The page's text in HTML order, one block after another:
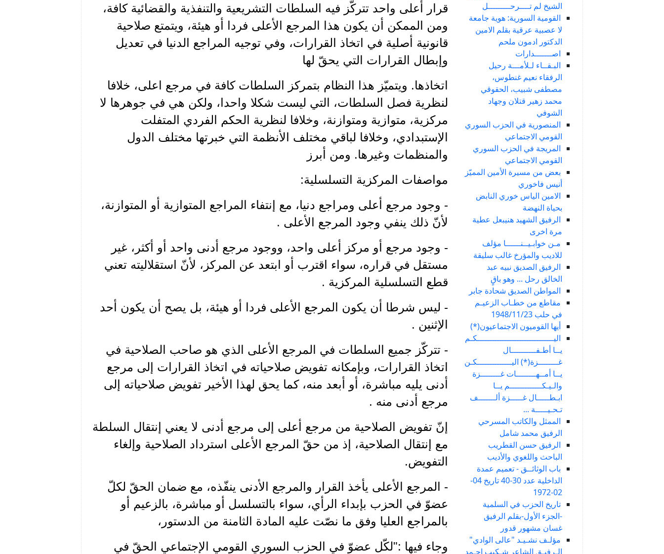
الشيخ لم تــــرحـــــــــل
القومية السورية: هوية جامعة
لا عصبية عرقية بقلم الامين
الدكتور ادمون ملحم
اصـــــــدارات
البـقــاء لـلأمـــة رحيل
الرفقاء نعيم غنطوس،
مصطفى شبيب، الحقوقي
محمد زهير قتلان وجهاد
الشوفي
المنصورية في الحزب السوري
القومي الاجتماعي
المريجة في الحزب السوري
القومي الاجتماعي
بعض من مسيرة الأمين المميّز
أنيس فاخوري
الامين الياس خوري النابض
بحياة النهضة
الرفيق الشهيد هنيبعل عطية
مرة اخرى
مـن خوابـيــنــــــا مؤلف
للاديب والمؤرخ غالب سليقة
الرفيق الصديق نبيه عبد
الخالق رحل ... وهو باقٍ
المواطن الصديق شحادة جابر
مقاطع من خطـاب الزعيـم
في حلب 1948/11/23
أيها القوميون الاجتماعيون(*)
اليـــــــــــــــــــــــــــــــكـم
يــا أطـفــــــــــال
غــــــــزة(*) اليــــــــــــــكـن
يــا أمــهــــــــات غــــــــزة
والـيـكـــــــــــــم يــا
ابـطـــــال غـــــزة ألـــــــف
تـحـيـــــة ...
الممثل والكاتب المسرحي
الرفيق محمد شامل
الرفيق حسن القطريب
الباحث واللغوي والأديب
باب الوثائــق - تعميم عمدة
الداخلية عدد 30-40 تاريخ 04-
02-1972
تاريخ الحزب في السلمية
-الجزء الأول-بقلم الرفيق
غسان مشهور قدور
مؤلـف نشـيـد "عالى الوادي"
الـرفيـق الشاعر شـكيب احـمد
قرار أعلى واحد تتركّز فيه السلطات التشريعية والتنفذية والقضائية كافة،
ومن الممكن أن يكون هذا المرجع الأعلى فردا أو هيئة، ويتمتع صلاحية
قانونية أصلية في اتخاذ القرارات، وفي توجيه المراجع الدنيا في تعديل
وإبطال القرارات التي يحقّ لها
اتخاذها. ويتميّز هذا النظام بتمركز السلطات كافة في مرجع اعلى، خلافا
لنظرية فصل السلطات، التي ليست شكلا واحدا، ولكن هي في جوهرها لا
مركزية، متوازية ومتوازنة، وخلافا لنظرية الحكم الفردي المتفلت
الإستبدادي، وخلافا لباقي مختلف الأنظمة التي خبرتها مختلف الدول
والمنظمات وغيرها. ومن أبرز
مواصفات المركزية التسلسلية:
- وجود مرجع أعلى ومراجع دنيا، مع إنتفاء المراجع المتوازية أو المتوازنة،
لأنّ ذلك ينفي وجود المرجع الأعلى .
- وجود مرجع أو مركز أعلى واحد، ووجود مرجع أدنى واحد أو أكثر، غير
مستقل في قراره، سواء اقترب أو ابتعد عن المركز، لأنّ استقلاليته تعني
قطع التسلسلية المركزية .
- ليس شرطا أن يكون المرجع الأعلى فردا أو هيئة، بل يصح أن يكون أحد
الإثنين .
- تتركّز جميع السلطات في المرجع الأعلى الذي هو صاحب الصلاحية في
اتخاذ القرارات، وبإمكانه تفويض صلاحياته في اتخاذ القرارات إلى مرجع
أدنى يليه مباشرة، أو أبعد منه، كما يحق لهذا الأخير تفويض صلاحياته إلى
مرجع أدنى منه .
إنّ تفويض الصلاحية من مرجع أعلى إلى مرجع أدنى لا يعني إنتقال السلطة
مع إنتقال الصلاحية، إذ من حقّ المرجع الأعلى استرداد الصلاحية وإلغاء
التفويض.
- المرجع الأعلى يأخذ القرار والمرجع الأدنى ينفّذه، مع ضمان الحقّ لكلّ
عضوّ في الحزب بإبداء الرأي، سواء بالتسلسل أو مباشرة، بالزعيم أو
بالمراجع العليا وفق ما نصّت عليه المادة الثامنة من الدستور،
وجاء فيها :"لكّل عضوّ في الحزب السوري القومي الإجتماعي الحقّ في